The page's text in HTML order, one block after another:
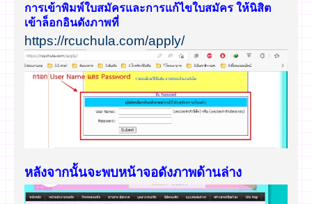
การเข้าพิมพ์ใบสมัครและการแก้ไขใบสมัคร ให้นิสิต
เข้าล็อกอินดังภาพที่
https://rcuchula.com/apply/
หลังจากนั้นจะพบหน้าจอดังภาพด้านล่าง